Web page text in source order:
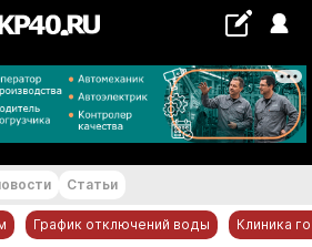
+17...+18 °С
Статьи
График отключений воды Клиника